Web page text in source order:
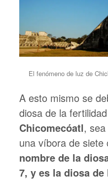
El fenómeno de luz de
A esto mismo se
diosa de la
Chicomecóatl,
una víbora de siete
nombre de la
7, y es la diosa